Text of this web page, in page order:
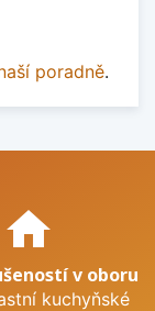
poradně.
home
v oboru
kuchyňské